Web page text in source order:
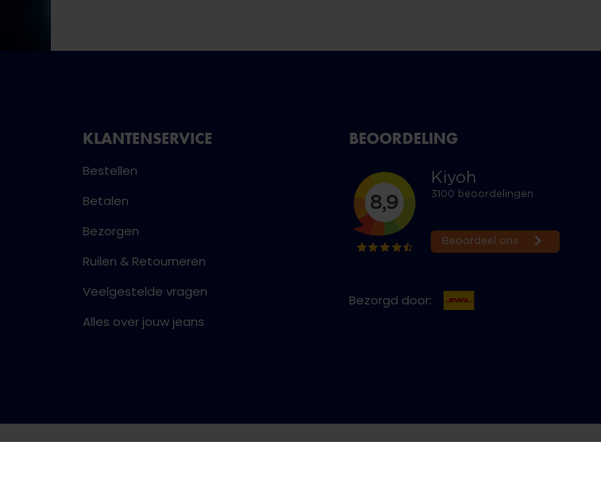
KLANTENSERVICE
Bestellen
Betalen
Bezorgen
Ruilen & Retourneren
Veelgestelde vragen
Alles over jouw jeans
BEOORDELING
Bezorgd door: